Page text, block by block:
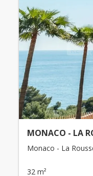
MONACO - LA
Monaco - La
32 m²